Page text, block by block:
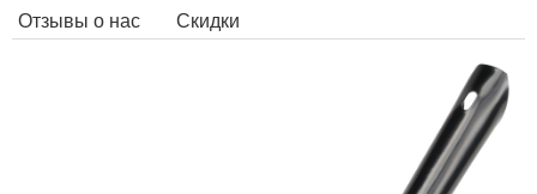
Отзывы о нас
Скидки